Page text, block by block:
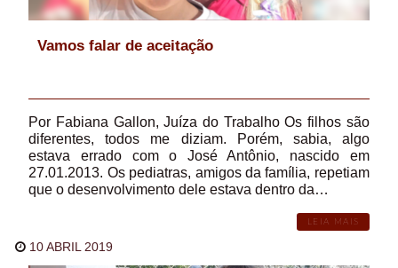
Vamos falar de aceitação
Por Fabiana Gallon, Juíza do Trabalho Os filhos são
diferentes, todos me diziam. Porém, sabia, algo
estava errado com o José Antônio, nascido em
27.01.2013. Os pediatras, amigos da família, repetiam
que o desenvolvimento dele estava dentro da…
LEIA MAIS
10 ABRIL 2019